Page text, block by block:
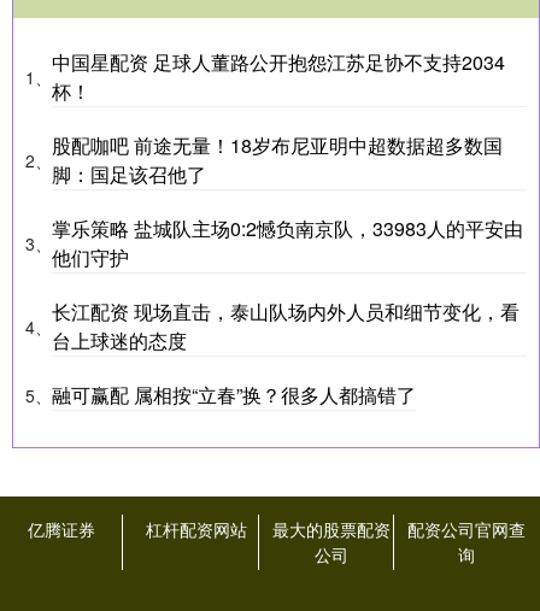
1、
中国星配资 足球人董路公开抱怨江苏足协不支持2034
杯！
2、
股配咖吧 前途无量！18岁布尼亚明中超数据超多数国
脚：国足该召他了
3、
掌乐策略 盐城队主场0:2憾负南京队，33983人的平安由
他们守护
4、
长江配资 现场直击，泰山队场内外人员和细节变化，看
台上球迷的态度
5、 融可赢配 属相按“立春”换？很多人都搞错了
亿腾证券 杠杆配资网站
最大的股票配资
公司
配资公司官网查
询